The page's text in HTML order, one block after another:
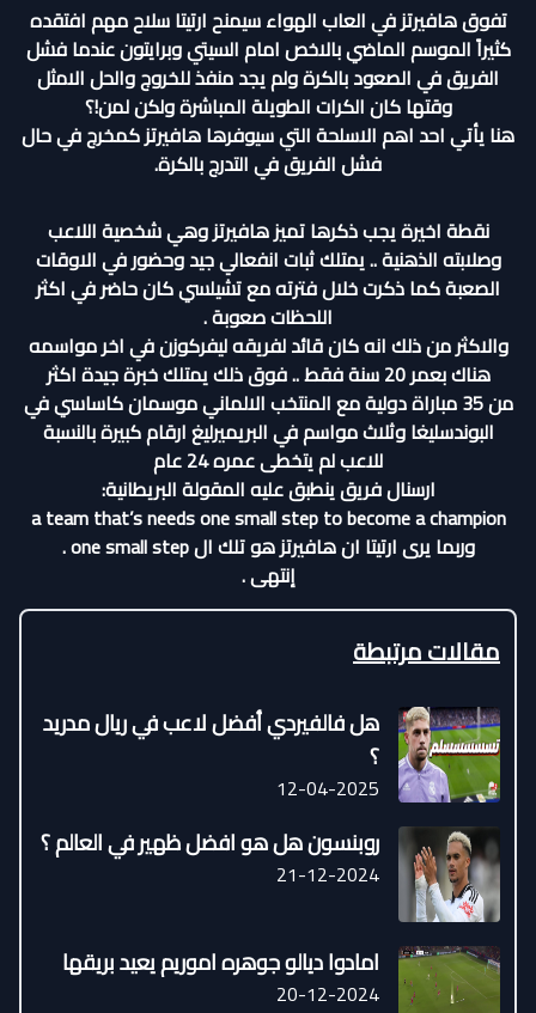
تفوق هافيرتز في العاب الهواء سيمنح ارتيتا سلاح مهم افتقده
كثيراً الموسم الماضي بالاخص امام السيتي وبرايتون عندما فشل
الفريق في الصعود بالكرة ولم يجد منفذ للخروج والحل الامثل
وقتها كان الكرات الطويلة المباشرة ولكن لمن!؟
هنا يأتي احد اهم الاسلحة التي سيوفرها هافيرتز كمخرج في حال
فشل الفريق في التدرج بالكرة.
نقطة اخيرة يجب ذكرها تميز هافيرتز وهي شخصية اللاعب
وصلابته الذهنية .. يمتلك ثبات انفعالي جيد وحضور في الاوقات
الصعبة كما ذكرت خلال فترته مع تشيلسي كان حاضر في اكثر
اللحظات صعوبة .
والاكثر من ذلك انه كان قائد لفريقه ليفركوزن في اخر مواسمه
هناك بعمر 20 سنة فقط .. فوق ذلك يمتلك خبرة جيدة اكثر
من 35 مباراة دولية مع المنتخب الالماني موسمان كاساسي في
البوندسليغا وثلاث مواسم في البريميرليغ ارقام كبيرة بالنسبة
للاعب لم يتخطى عمره 24 عام
ارسنال فريق ينطبق عليه المقولة البريطانية:
a team that’s needs one small step to become a champion
وربما يرى ارتيتا ان هافيرتز هو تلك ال one small step .
إنتهى .
مقالات مرتبطة
هل فالفيردي أفضل لاعب في ريال مدريد
؟
12-04-2025
روبنسون هل هو افضل ظهير في العالم ؟
21-12-2024
امادوا ديالو جوهره اموريم يعيد بريقها
20-12-2024